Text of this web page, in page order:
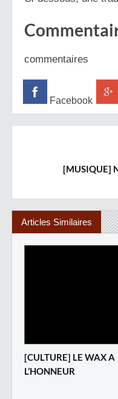
commentaires
Facebook
[MUSIQUE]
Articles Similaires
[CULTURE] LE WAX A
L’HONNEUR